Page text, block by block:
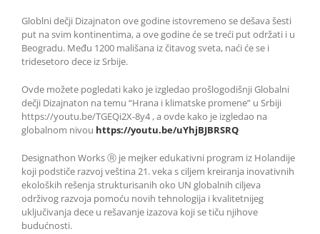
Globlni dečji Dizajnaton ove godine istovremeno se dešava šesti
put na svim kontinentima, a ove godine će se treći put održati i u
Beogradu. Među 1200 mališana iz čitavog sveta, naći će se i
tridesetoro dece iz Srbije.
Ovde možete pogledati kako je izgledao prošlogodišnji Globalni
dečji Dizajnaton na temu “Hrana i klimatske promene” u Srbiji
https://youtu.be/TGEQi2X-8y4 , a ovde kako je izgledao na
globalnom nivou https://youtu.be/uYhjBJBRSRQ
Designathon Works Ⓡ je mejker edukativni program iz Holandije
koji podstiče razvoj veština 21. veka s ciljem kreiranja inovativnih
ekoloških rešenja strukturisanih oko UN globalnih ciljeva
održivog razvoja pomoću novih tehnologija i kvalitetnijeg
uključivanja dece u rešavanje izazova koji se tiču njihove
budućnosti.